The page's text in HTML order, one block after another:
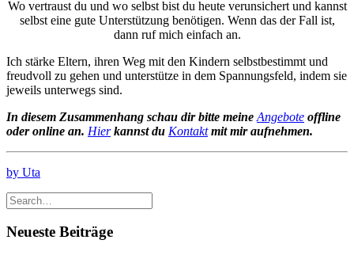
Wo vertraust du und wo selbst bist du heute verunsichert und kannst
selbst eine gute Unterstützung benötigen. Wenn das der Fall ist,
dann ruf mich einfach an.
Ich stärke Eltern, ihren Weg mit den Kindern selbstbestimmt und
freudvoll zu gehen und unterstütze in dem Spannungsfeld, indem sie
jeweils unterwegs sind.
In diesem Zusammenhang schau dir bitte meine Angebote offline
oder online an. Hier kannst du Kontaktmit mir aufnehmen.
by Uta
Neueste Beiträge